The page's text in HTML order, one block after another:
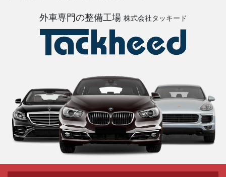
外車専門の整備工場 株式会社タッキード